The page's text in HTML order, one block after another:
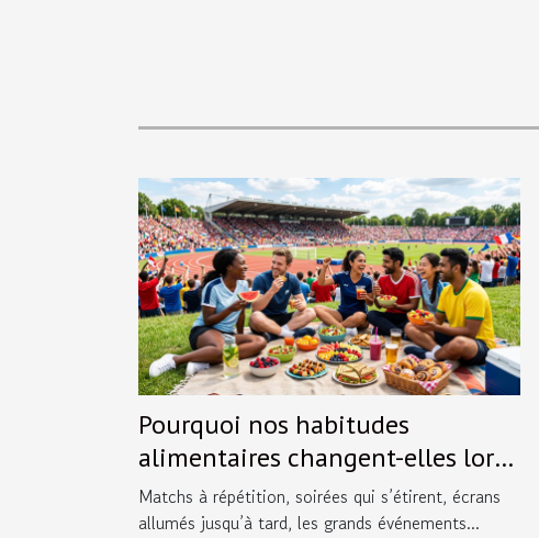
Pourquoi nos habitudes
alimentaires changent-elles lors
des grands événements sportifs ?
Matchs à répétition, soirées qui s’étirent, écrans
allumés jusqu’à tard, les grands événements...